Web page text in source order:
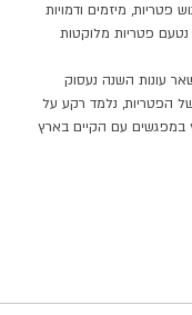
פטריות, מיזמים ודמויות
פטריות מלוקטות
עונות השנה נעסוק
הפטריות, נלמד רקע על
במפגשים עם הקיים בארץ